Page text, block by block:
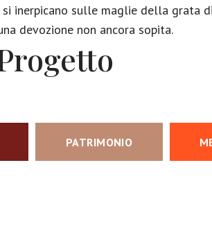
inerpicano sulle maglie della grata
devozione non ancora sopita.
PATRIMONIO